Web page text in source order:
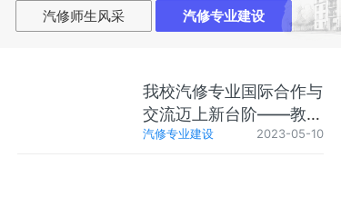
汽修师生风采 汽修专业建设
我校汽修专业国际合作与
交流迈上新台阶——教育
部中德先进职业教育合作
汽修专业建设 2023-05-10